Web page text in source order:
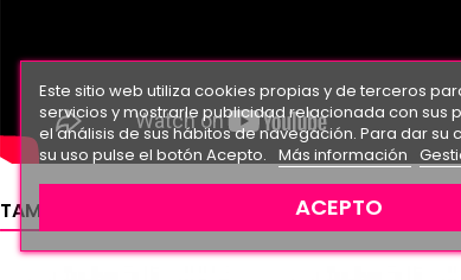
TAMBIÉN PODRÍA INTERESARLE
Este sitio web utiliza cookies propias y de terceros
servicios y mostrarle publicidad relacionada con sus
el análisis de sus hábitos de navegación. Para dar su
su uso pulse el botón Acepto. Más información
ACEPTO